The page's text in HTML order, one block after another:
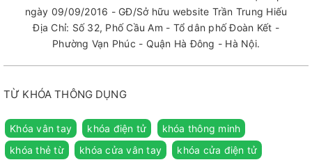
ngày 09/09/2016 - GĐ/Sở hữu website Trần Trung Hiếu
Địa Chỉ: Số 32, Phố Cầu Am - Tổ dân phố Đoàn Kết -
Phường Vạn Phúc - Quận Hà Đông - Hà Nội.
TỪ KHÓA THÔNG DỤNG
Khóa vân tay khóa điện tử
khóa thông minh
khóa thẻ từ
khóa cửa vân tay
khóa cửa điện tử